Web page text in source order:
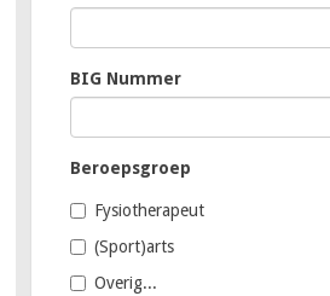
BIG Nummer
Beroepsgroep
Fysiotherapeut
(Sport)arts
Overig...